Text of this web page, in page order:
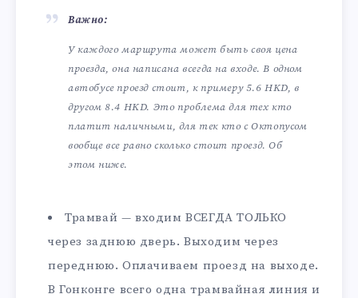
Важно:
У каждого маршрута может быть своя цена
проезда, она написана всегда на входе. В одном
автобусе проезд стоит, к примеру 5.6 HKD, в
другом 8.4 HKD. Это проблема для тех кто
платит наличными, для тек кто с Октопусом
вообще все равно сколько стоит проезд. Об
этом ниже.
Трамвай — входим ВСЕГДА ТОЛЬКО
через заднюю дверь. Выходим через
переднюю. Оплачиваем проезд на выходе.
В Гонконге всего одна трамвайная линия и